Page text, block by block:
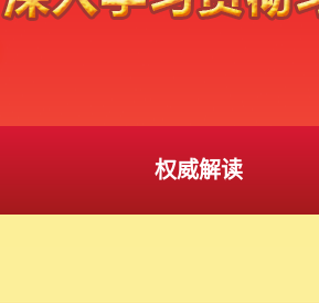
权威解读